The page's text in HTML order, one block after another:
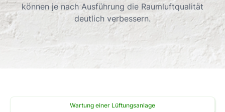
können je nach Ausführung die Raumluftqualität
deutlich verbessern.
Wartung einer Lüftungsanlage